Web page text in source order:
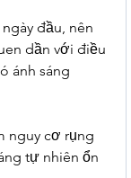
đầu, nên
dần với điều
ánh sáng
nguy cơ rụng
tự nhiên ổn